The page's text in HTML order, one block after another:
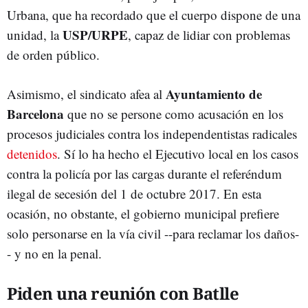
Urbana, que ha recordado que el cuerpo dispone de una
unidad, laUSP/URPE, capaz de lidiar con problemas
de orden público.
Asimismo, el sindicato afea al Ayuntamiento de
Barcelona que no se persone como acusación en los
procesos judiciales contra los independentistas radicales
detenidos. Sí lo ha hecho el Ejecutivo local en los casos
contra la policía por las cargas durante el referéndum
ilegal de secesión del 1 de octubre 2017. En esta
ocasión, no obstante, el gobierno municipal prefiere
solo personarse en la vía civil --para reclamar los daños-
- y no en la penal.
Piden una reunión con Batlle